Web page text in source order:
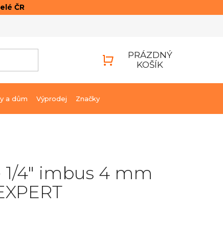
ČR
PRÁZDNÝ
KOŠÍK
a dům Výprodej Značky
1/4" imbus 4 mm